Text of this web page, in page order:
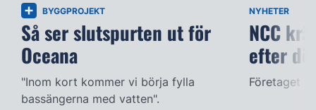
BYGGPROJEKT
Så ser slutspurten ut för
Oceana
"Inom kort kommer vi börja fylla
bassängerna med vatten".
NYHETER
NCC
efter
Företaget